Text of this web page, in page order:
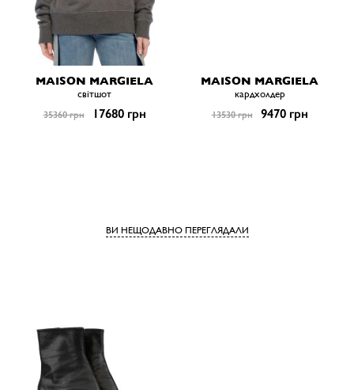
MAISON MARGIELA
світшот
35360 грн 17680 грн
MAISON MARGIELA
кардхолдер
13530 грн 9470 грн
ВИ НЕЩОДАВНО ПЕРЕГЛЯДАЛИ